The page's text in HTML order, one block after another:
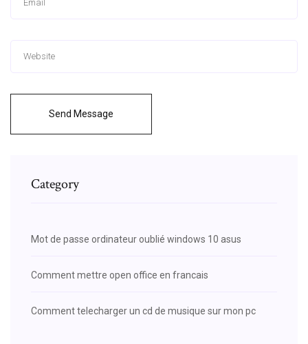
Send Message
Category
Mot de passe ordinateur oublié windows 10 asus
Comment mettre open office en francais
Comment telecharger un cd de musique sur mon pc